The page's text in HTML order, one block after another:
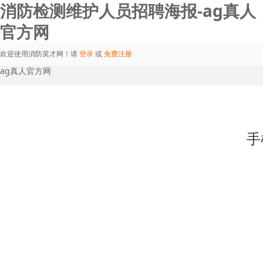
消防检测维护人员招聘海报-ag真人
官方网
欢迎使用消防英才网！请登录或免费注册
ag真人官方网